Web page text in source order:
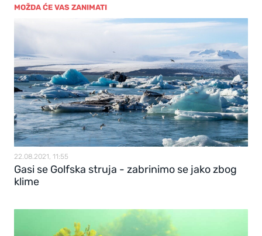
MOŽDA ĆE VAS ZANIMATI
22.08.2021, 11:55
Gasi se Golfska struja - zabrinimo se jako zbog
klime